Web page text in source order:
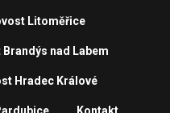
Litoměřice
nad Labem
Hradec Králové